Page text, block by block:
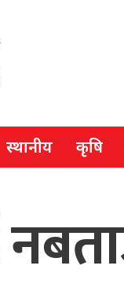
स्थानीय कृषि